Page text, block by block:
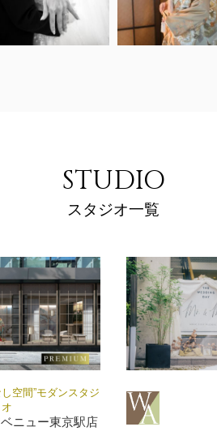
STUDIO
スタジオ一覧
空間”モダンスタジ
オ
ニュー東京駅店